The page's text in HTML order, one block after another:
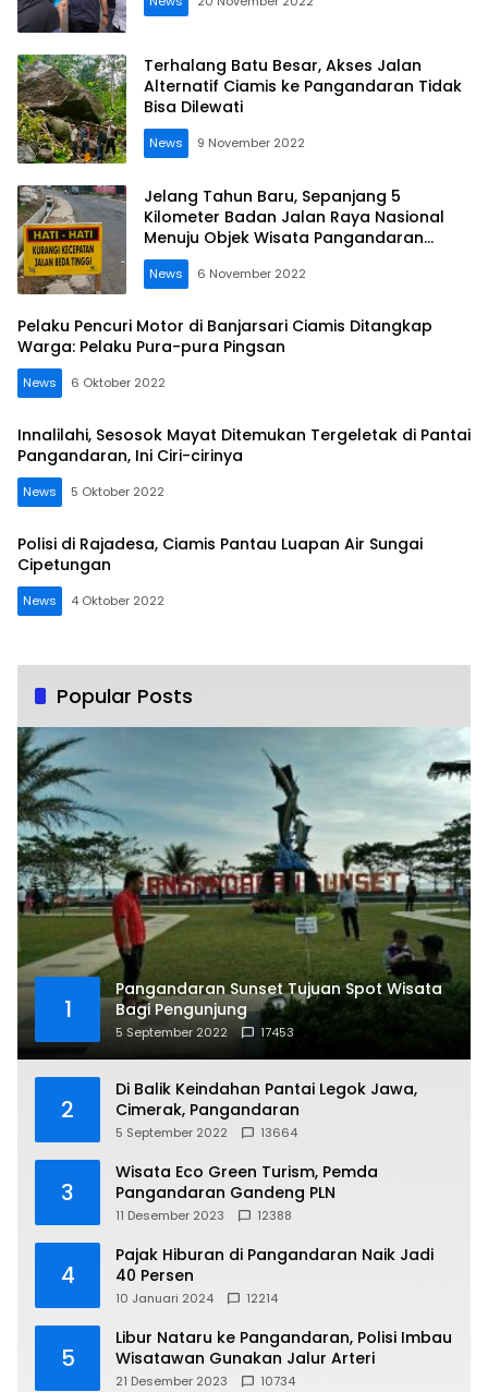
Terhalang Batu Besar, Akses Jalan
Alternatif Ciamis ke Pangandaran Tidak
Bisa Dilewati
News 9 November 2022
Jelang Tahun Baru, Sepanjang 5
Kilometer Badan Jalan Raya Nasional
Menuju Objek Wisata Pangandaran
Diperbaiki
News 6 November 2022
Pelaku Pencuri Motor di Banjarsari Ciamis Ditangkap
Warga: Pelaku Pura-pura Pingsan
News 6 Oktober 2022
Innalilahi, Sesosok Mayat Ditemukan Tergeletak di Pantai
Pangandaran, Ini Ciri-cirinya
News 5 Oktober 2022
Polisi di Rajadesa, Ciamis Pantau Luapan Air Sungai
Cipetungan
News 4 Oktober 2022
Popular Posts
1
Pangandaran Sunset Tujuan Spot Wisata
Bagi Pengunjung
5 September 2022 17453
2
Di Balik Keindahan Pantai Legok Jawa,
Cimerak, Pangandaran
5 September 2022 13664
3
Wisata Eco Green Turism, Pemda
Pangandaran Gandeng PLN
11 Desember 2023 12388
4
Pajak Hiburan di Pangandaran Naik Jadi
40 Persen
10 Januari 2024 12214
5
Libur Nataru ke Pangandaran, Polisi Imbau
Wisatawan Gunakan Jalur Arteri
21 Desember 2023 10734